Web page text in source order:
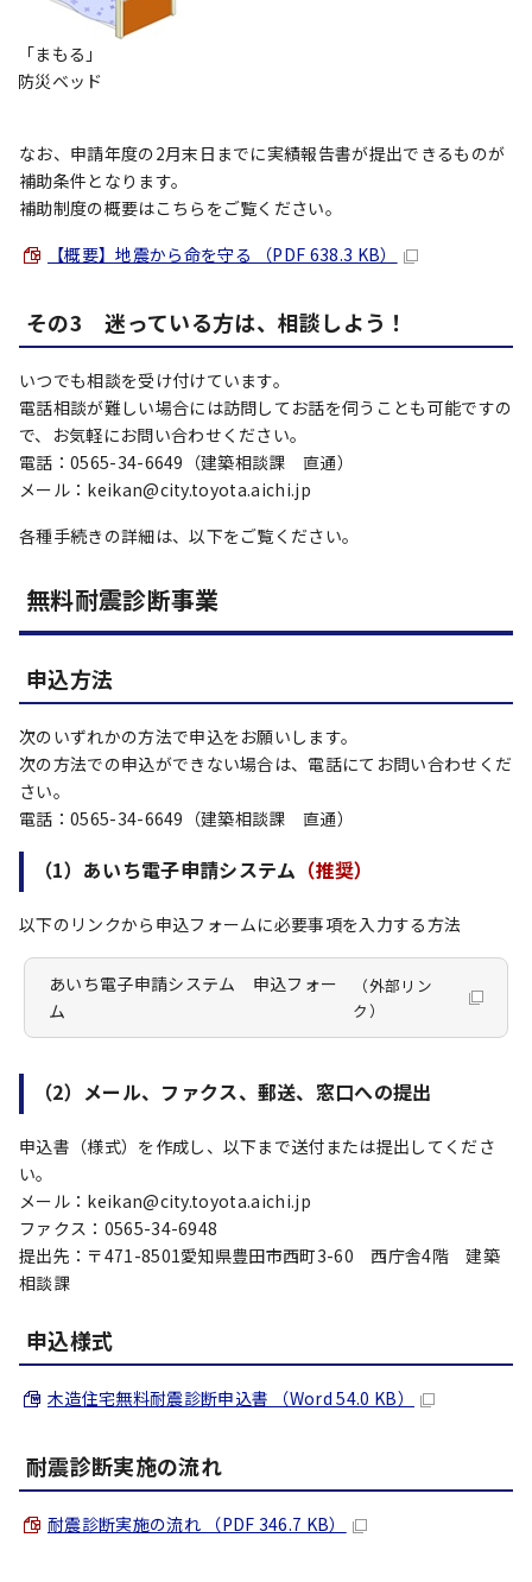
「まもる」
防災ベッド
なお、申請年度の2月末日までに実績報告書が提出できるものが
補助条件となります。
補助制度の概要はこちらをご覧ください。
【概要】地震から命を守る （PDF 638.3 KB）
その3 迷っている方は、相談しよう！
いつでも相談を受け付けています。
電話相談が難しい場合には訪問してお話を伺うことも可能ですの
で、お気軽にお問い合わせください。
電話：0565-34-6649（建築相談課 直通）
メール：keikan@city.toyota.aichi.jp
各種手続きの詳細は、以下をご覧ください。
無料耐震診断事業
申込方法
次のいずれかの方法で申込をお願いします。
次の方法での申込ができない場合は、電話にてお問い合わせくだ
さい。
電話：0565-34-6649（建築相談課 直通）
（1）あいち電子申請システム （推奨）
以下のリンクから申込フォームに必要事項を入力する方法
あいち電子申請システム 申込フォー
ム
（外部リン
ク）
（2）メール、ファクス、郵送、窓口への提出
申込書（様式）を作成し、以下まで送付または提出してくださ
い。
メール：keikan@city.toyota.aichi.jp
ファクス：0565-34-6948
提出先：〒471-8501愛知県豊田市西町3-60 西庁舎4階 建築
相談課
申込様式
木造住宅無料耐震診断申込書 （Word 54.0 KB）
耐震診断実施の流れ
耐震診断実施の流れ （PDF 346.7 KB）